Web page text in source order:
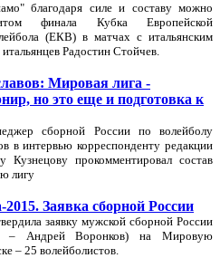
благодаря силе и составу можно
финала Кубка Европейской
(ЕКВ) в матчах с итальянским
Радостин Стойчев.
Мировая лига -
но это еще и подготовка к
сборной России по волейболу
в интервью корреспонденту редакции
Кузнецову прокомментировал состав
лигу
Заявка сборной России
заявку мужской сборной России
– Андрей Воронков) на Мировую
– 25 волейболистов.